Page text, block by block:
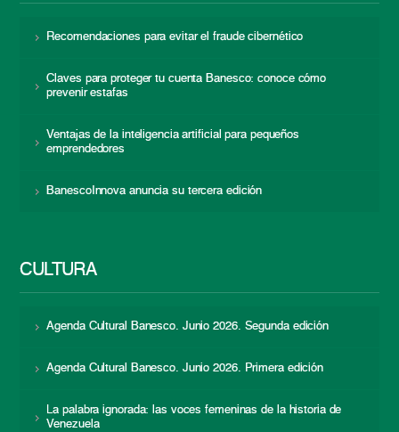
Recomendaciones para evitar el fraude cibernético
Claves para proteger tu cuenta Banesco: conoce cómo
prevenir estafas
Ventajas de la inteligencia artificial para pequeños
emprendedores
BanescoInnova anuncia su tercera edición
CULTURA
Agenda Cultural Banesco. Junio 2026. Segunda edición
Agenda Cultural Banesco. Junio 2026. Primera edición
La palabra ignorada: las voces femeninas de la historia de
Venezuela